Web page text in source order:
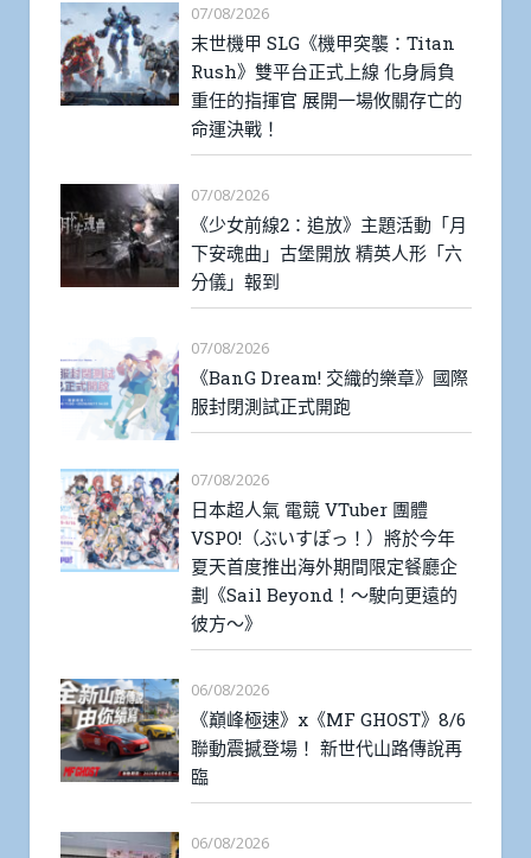
07/08/2026
末世機甲 SLG《機甲突襲：Titan
Rush》雙平台正式上線 化身肩負
重任的指揮官 展開一場攸關存亡的
命運決戰！
07/08/2026
《少女前線2：追放》主題活動「月
下安魂曲」古堡開放 精英人形「六
分儀」報到
07/08/2026
《BanG Dream! 交織的樂章》國際
服封閉測試正式開跑
07/08/2026
日本超人氣 電競 VTuber 團體
VSPO!（ぶいすぽっ！）將於今年
夏天首度推出海外期間限定餐廳企
劃《Sail Beyond！～駛向更遠的
彼方～》
06/08/2026
《巔峰極速》x《MF GHOST》8/6
聯動震撼登場！ 新世代山路傳說再
臨
06/08/2026